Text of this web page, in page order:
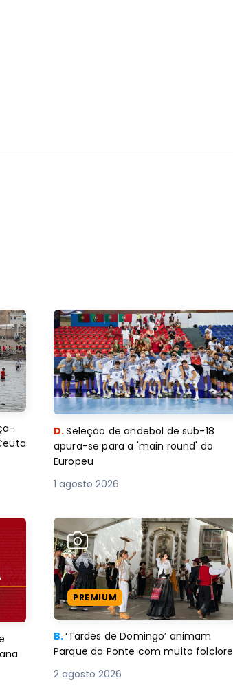
D.Seleção de andebol de sub-18
apura-se para a 'main round' do
Europeu
1 agosto 2026
PREMIUM
B.‘Tardes de Domingo’ animam
Parque da Ponte com muito folclore
2 agosto 2026